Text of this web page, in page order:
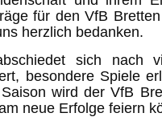
für den VfB
herzlich bedanken.
sich
besondere Spiele
wird der VfB
neue Erfolge feiern